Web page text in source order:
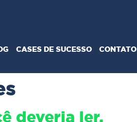
CASES DE SUCESSO CONTATO
deveria ler.